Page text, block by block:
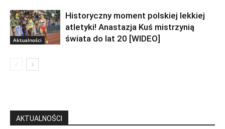
Aktualności
Historyczny moment polskiej lekkiej
atletyki! Anastazja Kuś mistrzynią
świata do lat 20 [WIDEO]
AKTUALNOŚCI